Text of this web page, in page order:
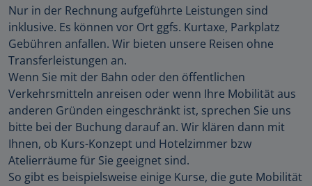
Nur in der Rechnung aufgeführte Leistungen sind
inklusive. Es können vor Ort ggfs. Kurtaxe, Parkplatz
Gebühren anfallen. Wir bieten unsere Reisen ohne
Transferleistungen an.
Wenn Sie mit der Bahn oder den öffentlichen
Verkehrsmitteln anreisen oder wenn Ihre Mobilität aus
anderen Gründen eingeschränkt ist, sprechen Sie uns
bitte bei der Buchung darauf an. Wir klären dann mit
Ihnen, ob Kurs-Konzept und Hotelzimmer bzw
Atelierräume für Sie geeignet sind.
So gibt es beispielsweise einige Kurse, die gute Mobilität